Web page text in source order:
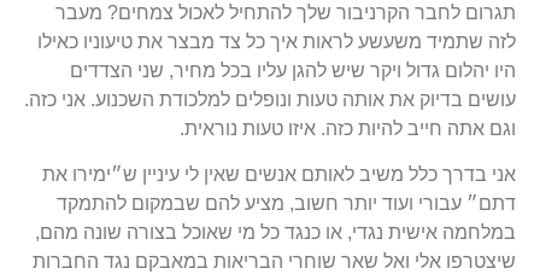
תגרום לחבר הקרניבור שלך להתחיל לאכול צמחים? מעבר
לזה שתמיד משעשע לראות איך כל צד מבצר את טיעוניו כאילו
היו יהלום גדול ויקר שיש להגן עליו בכל מחיר, שני הצדדים
עושים בדיוק את אותה טעות ונופלים למלכודת השכנוע. אני כזה.
וגם אתה חייב להיות כזה. איזו טעות נוראית.
אני בדרך כלל משיב לאותם אנשים שאין לי עיניין ש״ימירו את
דתם״ עבורי ועוד יותר חשוב, מציע להם שבמקום להתמקד
במלחמה אישית נגדי, או כנגד כל מי שאוכל בצורה שונה מהם,
שיצטרפו אלי ואל שאר שוחרי הבריאות במאבקם נגד החברות